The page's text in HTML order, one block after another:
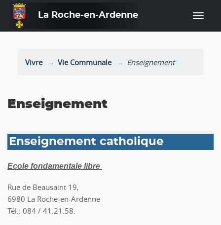
La Roche-en-Ardenne
Vivre Vie Communale Enseignement
Enseignement
Enseignement catholique
Ecole fondamentale libre
Rue de Beausaint 19,
6980 La Roche-en-Ardenne
Tél.: 084 / 41.21.58.